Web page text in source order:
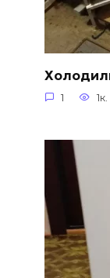
1 1к.